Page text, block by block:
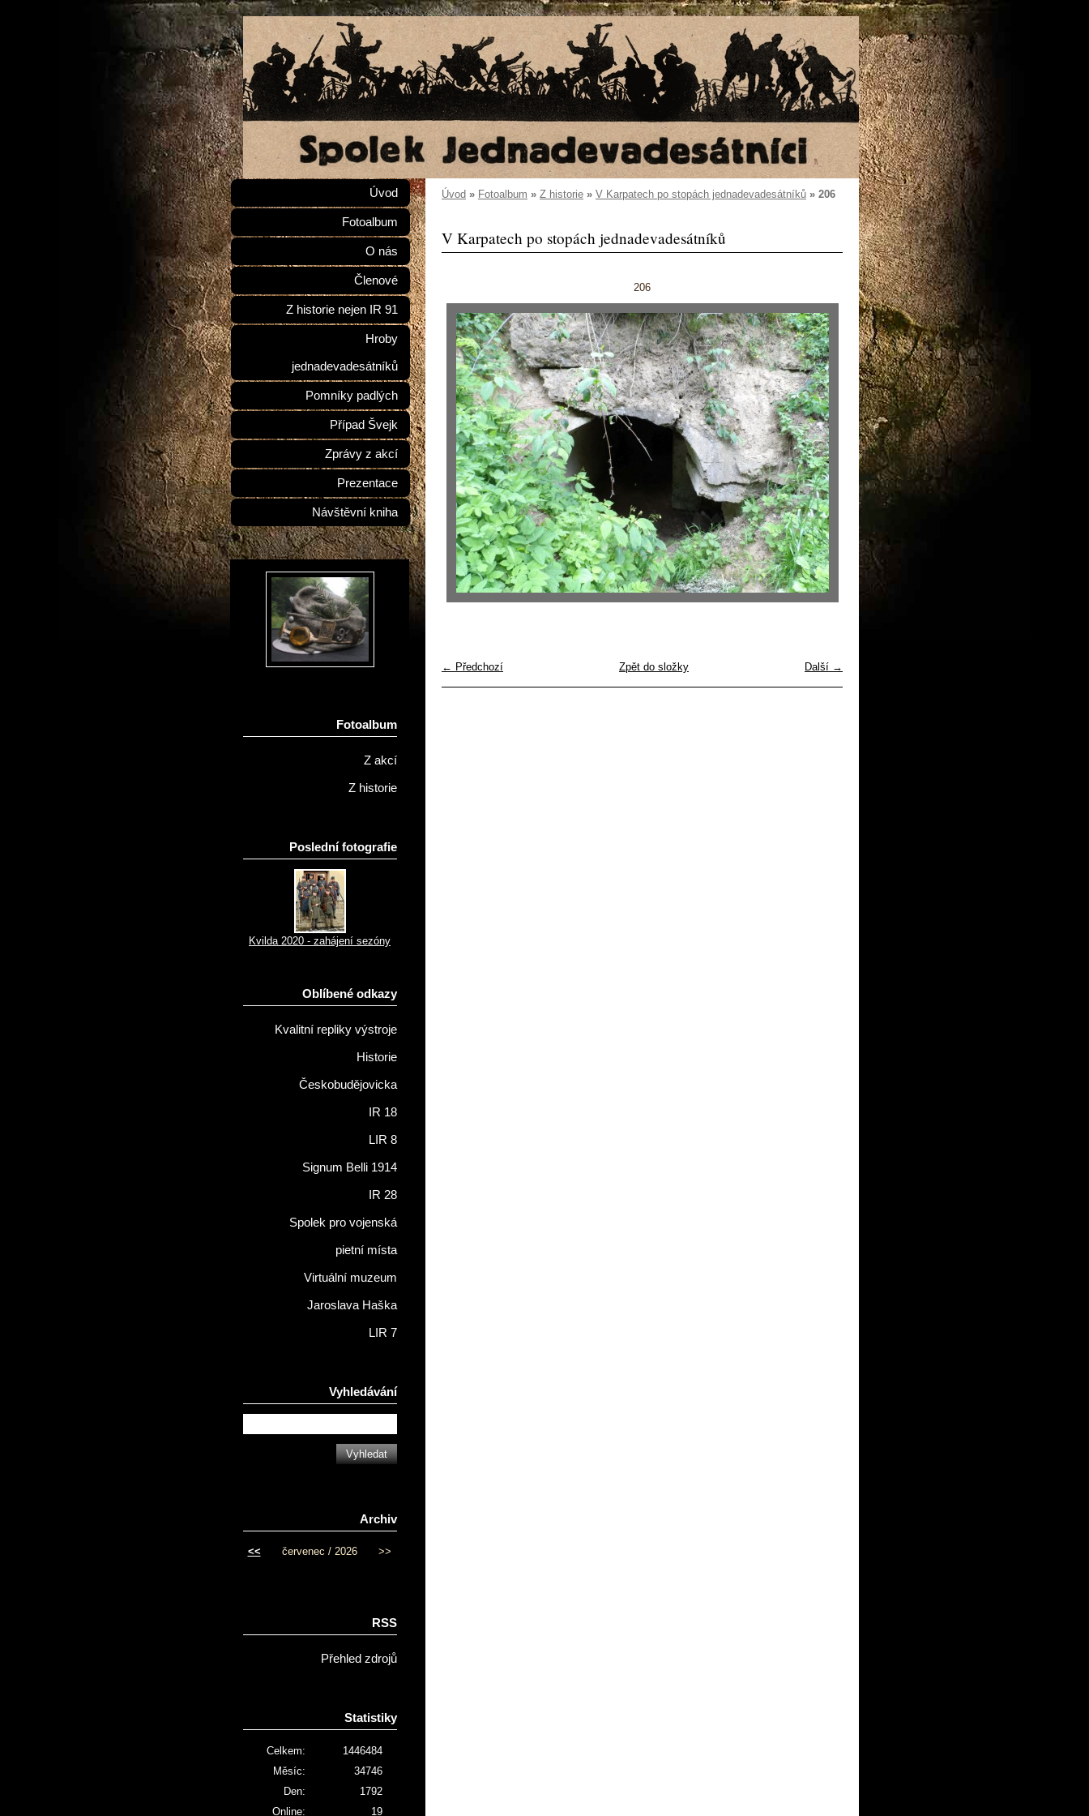
Úvod » Fotoalbum » Z historie » V Karpatech po stopách jednadevadesátníků » 206
V Karpatech po stopách jednadevadesátníků
206
← Předchozí Další →
Zpět do složky
Úvod
Fotoalbum
O nás
Členové
Z historie nejen IR 91
Hroby
jednadevadesátníků
Pomníky padlých
Případ Švejk
Zprávy z akcí
Prezentace
Návštěvní kniha
Fotoalbum
Z akcí
Z historie
Poslední fotografie
Kvilda 2020 - zahájení sezóny
Oblíbené odkazy
Kvalitní repliky výstroje
Historie
Českobudějovicka
IR 18
LIR 8
Signum Belli 1914
IR 28
Spolek pro vojenská
pietní místa
Virtuální muzeum
Jaroslava Haška
LIR 7
Vyhledávání
Archiv
<< červenec / 2026 >>
RSS
Přehled zdrojů
Statistiky
Online: 19
Celkem:
1446484
Měsíc:
34746
Den:
1792